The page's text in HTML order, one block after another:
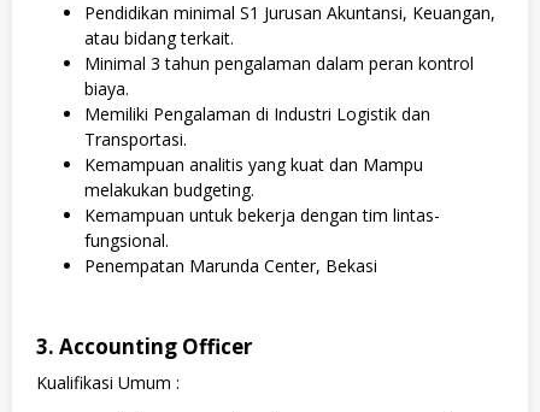
Pendidikan minimal S1 Jurusan Akuntansi, Keuangan,
atau bidang terkait.
Minimal 3 tahun pengalaman dalam peran kontrol
biaya.
Memiliki Pengalaman di Industri Logistik dan
Transportasi.
Kemampuan analitis yang kuat dan Mampu
melakukan budgeting.
Kemampuan untuk bekerja dengan tim lintas-
fungsional.
Penempatan Marunda Center, Bekasi
3. Accounting Officer
Kualifikasi Umum :